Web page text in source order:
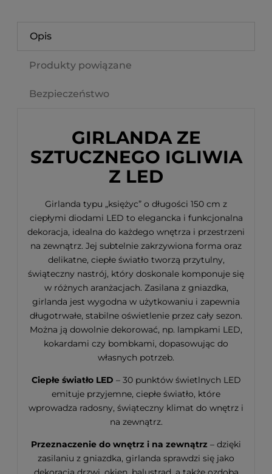
Opis
Produkty powiązane
Bezpieczeństwo
GIRLANDA ZE
SZTUCZNEGO IGLIWIA
Z LED
Girlanda typu „księżyc” o długości 150 cm z
ciepłymi diodami LED to elegancka i funkcjonalna
dekoracja, idealna do każdego wnętrza i przestrzeni
na zewnątrz. Jej subtelnie zakrzywiona forma oraz
delikatne, ciepłe światło tworzą przytulny,
świąteczny nastrój, który doskonale komponuje się
w różnych aranżacjach. Zasilana z gniazdka,
girlanda jest wygodna w użytkowaniu i zapewnia
długotrwałe, stabilne oświetlenie przez cały sezon.
Można ją dowolnie dekorować, np. lampkami LED,
kokardami czy bombkami, dopasowując do
własnych potrzeb.
Ciepłe światło LED – 30 punktów świetlnych LED
emituje przyjemne, ciepłe światło, które
wprowadza radosny, świąteczny klimat do wnętrz i
na zewnątrz.
Przeznaczenie do wnętrz i na zewnątrz – dzięki
zasilaniu z gniazdka, girlanda sprawdzi się jako